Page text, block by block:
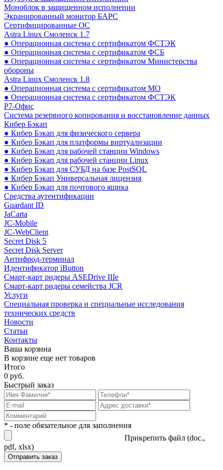
Моноблок в защищенном исполнении
Экранированный монитор БАРС
Сертифицированные ОС
Astra Linux Смоленск 1.7
● Операционная система с сертификатом ФСТЭК
● Операционная система с сертификатом ФСБ
● Операционная система с сертификатом Министерства
обороны
Astra Linux Смоленск 1.8
● Операционная система с сертификатом МО
● Операционная система с сертификатом ФСТЭК
Р7-Офис
Система резервного копирования и восстановление данных
Кибер Бэкап
● Кибер Бэкап для физического сервера
● Кибер Бэкап для платформы виртуализации
● Кибер Бэкап для рабочей станции Windows
● Кибер Бэкап для рабочей станции Linux
● Кибер Бэкап для СУБД на базе PostSQL
● Кибер Бэкап Универсальная лицензия
● Кибер Бэкап для почтового ящика
Средства аутентификации
Guardant ID
JaCarta
JC-Mobile
JC-WebClient
Secret Disk 5
Secret Disk Server
Антифрод-терминал
Идентификатор iButton
Смарт-карт ридеры ASEDrive IIIe
Смарт-карт ридеры семейства JCR
Услуги
Специальная проверка и специальные исследования
технических средств
Новости
Статьи
Контакты
Ваша корзина
В корзине еще нет товаров
Итого
0 руб.
Быстрый заказ
* - поле обязательное для заполнения
Прикрепить файл (doc.,
pdf, xlsx)